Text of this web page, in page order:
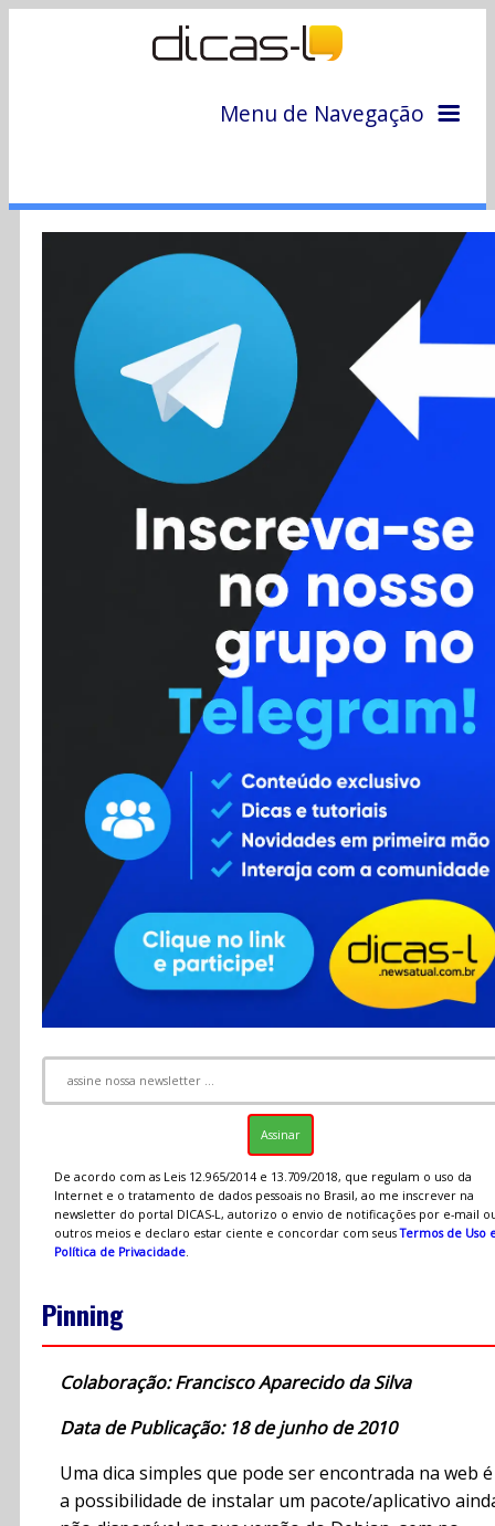
Menu de Navegação
Colunas
Colaboradores
Cursos
Enviar Dica
Contato
RSS
De acordo com as Leis 12.965/2014 e 13.709/2018, que regulam o uso da
Internet e o tratamento de dados pessoais no Brasil, ao me inscrever na
newsletter do portal DICAS-L, autorizo o envio de notificações por e-mail
outros meios e declaro estar ciente e concordar com seusTermos de Uso
Política de Privacidade.
Pinning
Colaboração: Francisco Aparecido da Silva
Data de Publicação: 18 de junho de 2010
Uma dica simples que pode ser encontrada na web é
a possibilidade de instalar um pacote/aplicativo